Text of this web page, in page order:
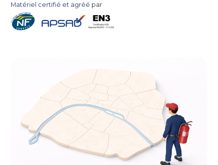
Matériel certifié et agréé par